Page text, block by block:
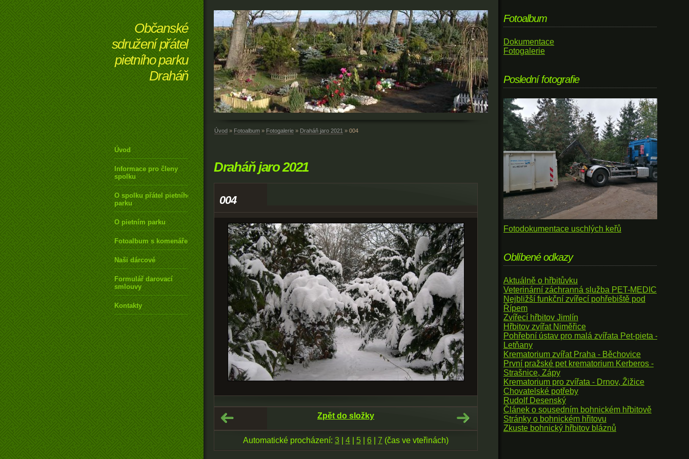
Občanské
sdružení přátel
pietního parku
Draháň
Úvod
Informace pro členy
spolku
O spolku přátel pietního
parku
O pietním parku
Fotoalbum s komenářem
Naši dárcové
Formulář darovací
smlouvy
Kontakty
Úvod » Fotoalbum » Fotogalerie » Draháň jaro 2021 » 004
Draháň jaro 2021
004
Zpět do složky
Automatické procházení: 3 4 5 6 7 (čas ve vteřinách)
Fotoalbum
Dokumentace
Fotogalerie
Poslední fotografie
Fotodokumentace uschlých keřů
Oblíbené odkazy
Aktuálně o hřbitůvku
Veterinární záchranná služba PET-MEDIC
Nejbližší funkční zvířecí pohřebiště pod
Řípem
Zvířecí hřbitov Jimlín
Hřbitov zvířat Niměřice
Pohřební ústav pro malá zvířata Pet-pieta -
Letňany
Krematorium zvířat Praha - Běchovice
První pražské pet krematorium Kerberos -
Strašnice, Zápy
Krematorium pro zvířata - Drnov, Žižice
Chovatelské potřeby
Rudolf Desenský
Článek o sousedním bohnickém hřbitově
Stránky o bohnickém hřitovu
Zkuste bohnický hřbitov bláznů